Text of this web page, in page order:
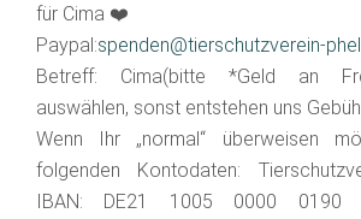
für Cima ❤️
Paypal:spenden@tierschutzverein-
Betreff: Cima(bitte *Geld an
auswählen, sonst entstehen uns
Wenn Ihr „normal“ überweisen
folgenden Kontodaten:
IBAN: DE21 1005 0000 0190